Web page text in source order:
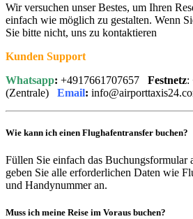
Wir versuchen unser Bestes, um Ihren
einfach wie möglich zu gestalten. Wenn
Sie bitte nicht, uns zu kontaktieren
Kunden Support
Whatsapp: +4917661707657 Festnetz:
(Zentrale) Email:
Wie kann ich einen Flughafentransfer buchen?
Füllen Sie einfach das Buchungsformular
geben Sie alle erforderlichen Daten wie
und Handynummer an.
Muss ich meine Reise im Voraus buchen?